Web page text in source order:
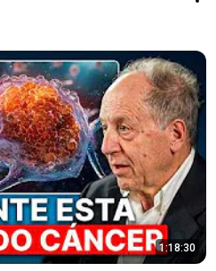
1:18:30